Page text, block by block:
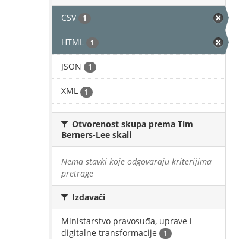
CSV 1
HTML 1
JSON 1
XML 1
Otvorenost skupa prema Tim
Berners-Lee skali
Nema stavki koje odgovaraju kriterijima
pretrage
Izdavači
Ministarstvo pravosuđa, uprave i
digitalne transformacije
1